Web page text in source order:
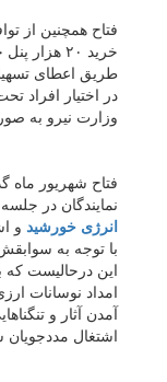
فتاح همچنین از
خرید ۲۰
در اختیار افراد
وزارت نیرو به
فتاح شهریور ماه
نمایندگان در
انرژی خورشید و
با توجه به
این درحالیست که
امداد نوسانات
آمدن آثار و
اشتغال